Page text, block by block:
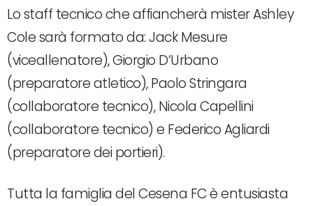
Lo staff tecnico che affiancherà mister Ashley
Cole sarà formato da: Jack Mesure
(viceallenatore), Giorgio D’Urbano
(preparatore atletico), Paolo Stringara
(collaboratore tecnico), Nicola Capellini
(collaboratore tecnico) e Federico Agliardi
(preparatore dei portieri).
Tutta la famiglia del Cesena FC è entusiasta